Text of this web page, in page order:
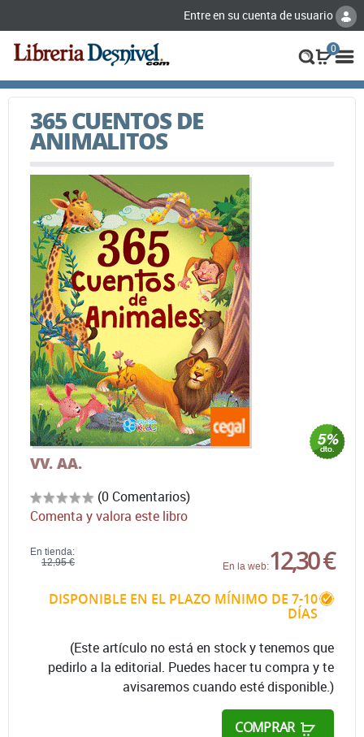
Entre en su cuenta de usuario
0
365 CUENTOS DE
ANIMALITOS
VV. AA.
(0 Comentarios)
Comenta y valora este libro
En tienda:
12,95 €
En la web:12,30 €
DISPONIBLE EN EL PLAZO MÍNIMO DE 7-10
DÍAS
(Este artículo no está en stock y tenemos que
pedirlo a la editorial. Puedes hacer tu compra y te
avisaremos cuando esté disponible.)
COMPRAR